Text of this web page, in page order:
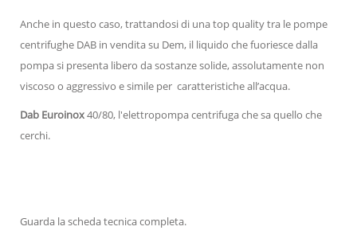
Anche in questo caso, trattandosi di una top quality tra le pompe
centrifughe DAB in vendita su Dem, il liquido che fuoriesce dalla
pompa si presenta libero da sostanze solide, assolutamente non
viscoso o aggressivo e simile per caratteristiche all’acqua.
Dab Euroinox40/80, l'elettropompa centrifuga che sa quello che
cerchi.
Guarda la scheda tecnica completa.